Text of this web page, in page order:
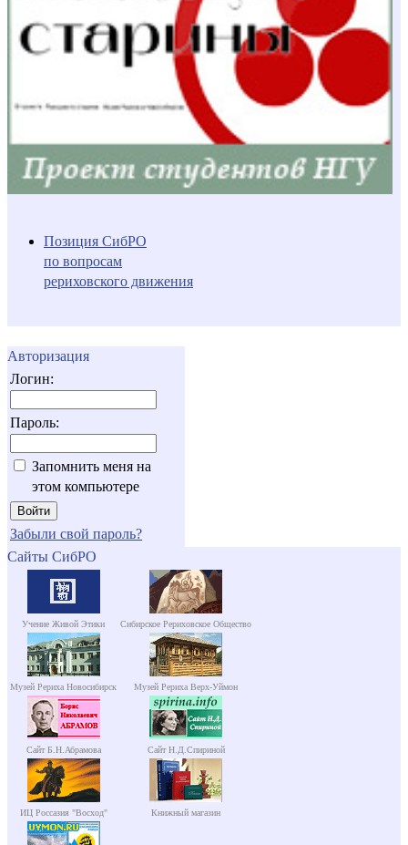
Позиция СибРО
по вопросам
рериховского движения
Авторизация
Логин:
Пароль:
Запомнить меня на
этом компьютере
Забыли свой пароль?
Сайты СибРО
Учение Живой Этики Сибирское Рериховское Общество
Музей Рериха Новосибирск Музей Рериха Верх-Уймон
Сайт Б.Н.Абрамова Сайт Н.Д.Спириной
ИЦ Россазия "Восход" Книжный магазин